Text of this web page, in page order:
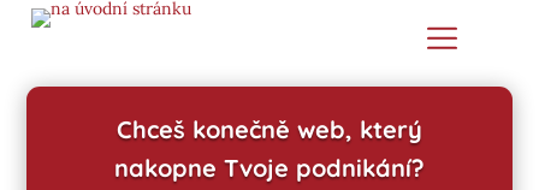
Chceš konečně web, který
nakopne Tvoje podnikání?